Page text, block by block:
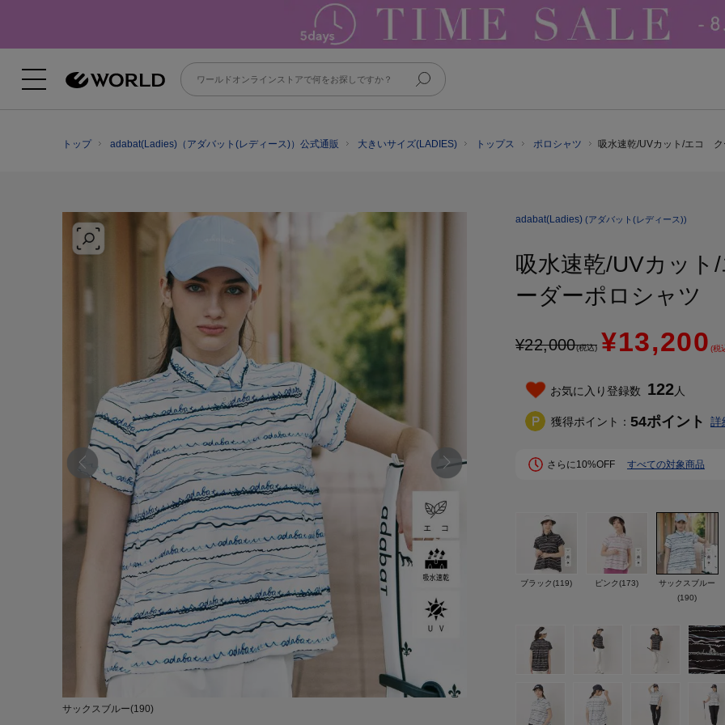
トップ adabat(Ladies)（アダバット(レディース)）公式通販 大きいサイズ(LADIES) トップス ポロシャツ 吸水速乾/UVカット/エコ ク
サックスブルー(190)
adabat(Ladies) (アダバット(レディース))
吸水速乾/UVカッ
ーダーポロシャツ
¥22,000(税込) ¥13,200 (税
お気に入り登録数 122人
獲得ポイント： 54ポイント 詳
さらに10%OFF すべての対象商品
ブラック(119) ピンク(173)
サックスブルー
(190)